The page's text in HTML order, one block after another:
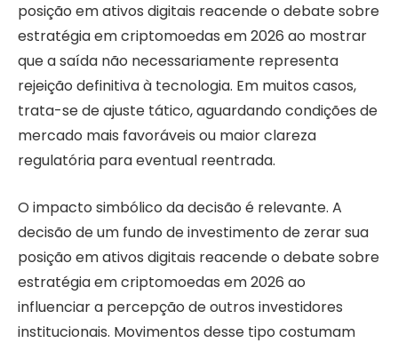
posição em ativos digitais reacende o debate sobre
estratégia em criptomoedas em 2026 ao mostrar
que a saída não necessariamente representa
rejeição definitiva à tecnologia. Em muitos casos,
trata-se de ajuste tático, aguardando condições de
mercado mais favoráveis ou maior clareza
regulatória para eventual reentrada.
O impacto simbólico da decisão é relevante. A
decisão de um fundo de investimento de zerar sua
posição em ativos digitais reacende o debate sobre
estratégia em criptomoedas em 2026 ao
influenciar a percepção de outros investidores
institucionais. Movimentos desse tipo costumam